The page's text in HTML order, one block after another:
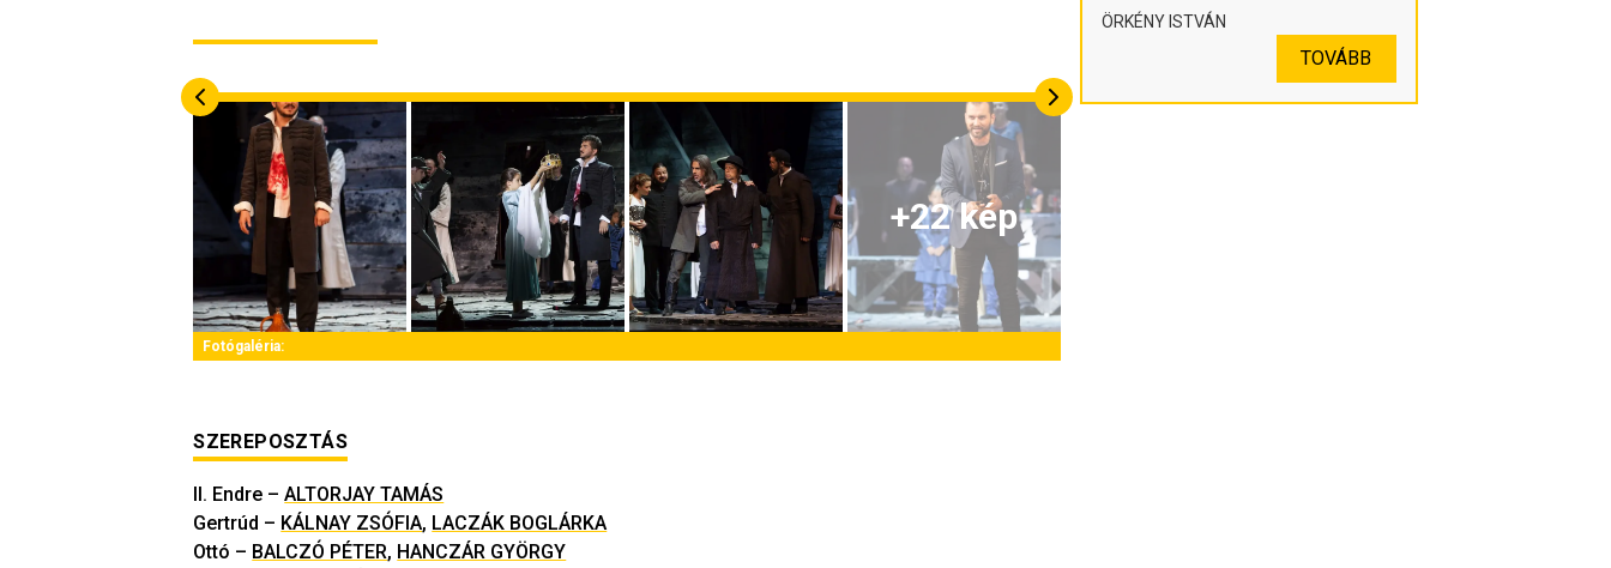
+22kép
Fotógaléria:
SZEREPOSZTÁS
II. Endre –ALTORJAY TAMÁS
Gertrúd – KÁLNAY ZSÓFIA, LACZÁK BOGLÁRKA
Ottó – BALCZÓ PÉTER, HANCZÁR GYÖRGY
ÖRKÉNY ISTVÁN
TOVÁBB